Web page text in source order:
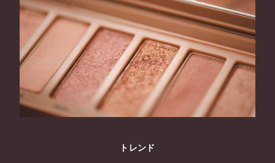
トレンド